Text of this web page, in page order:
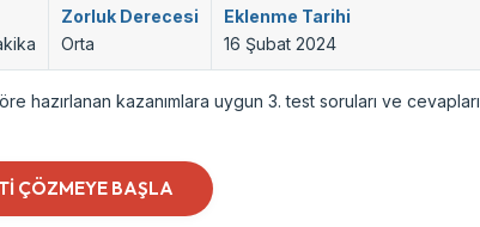
Zorluk Derecesi
Orta
Eklenme Tarihi
16 Şubat 2024
hazırlanan kazanımlara uygun 3. test soruları ve cevapları
ÇÖZMEYE BAŞLA